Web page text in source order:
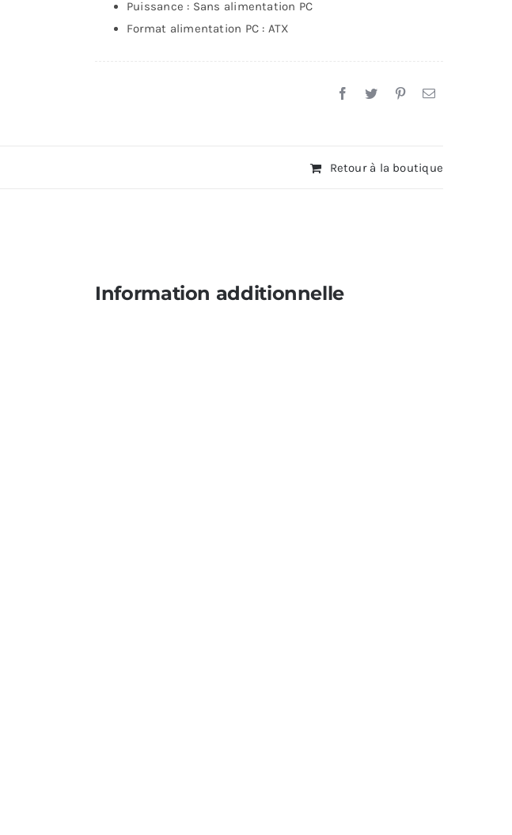
-
Noir
Puissance : Sans alimentation PC
Format alimentation PC : ATX
Retour à la boutique
Information additionnelle